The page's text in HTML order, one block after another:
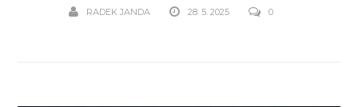
RADEK JANDA 28. 5. 2025 0